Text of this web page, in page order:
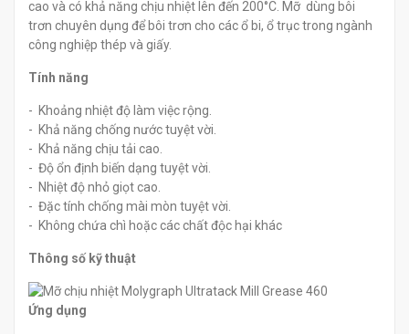
cao và có khả năng chịu nhiệt lên đến 200°C. Mỡ dùng bôi
trơn chuyên dụng để bôi trơn cho các ổ bi, ổ trục trong ngành
công nghiệp thép và giấy.
Tính năng
- Khoảng nhiệt độ làm việc rộng.
- Khả năng chống nước tuyệt vời.
- Khả năng chịu tải cao.
- Độ ổn định biến dạng tuyệt vời.
- Nhiệt độ nhỏ giọt cao.
- Đặc tính chống mài mòn tuyệt vời.
- Không chứa chì hoặc các chất độc hại khác
Thông số kỹ thuật
Ứng dụng